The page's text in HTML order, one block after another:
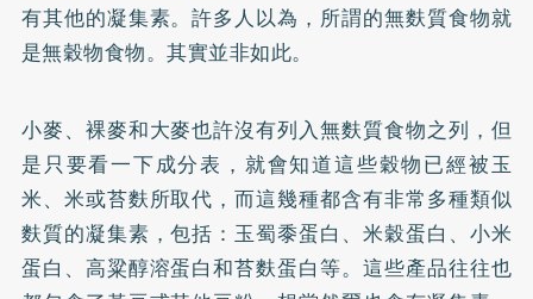
有其他的凝集素。許多人以為，所謂的無麩質食物就
是無穀物食物。其實並非如此。
小麥、裸麥和大麥也許沒有列入無麩質食物之列，但
是只要看一下成分表，就會知道這些穀物已經被玉
米、米或苔麩所取代，而這幾種都含有非常多種類似
麩質的凝集素，包括：玉蜀黍蛋白、米穀蛋白、小米
蛋白、高粱醇溶蛋白和苔麩蛋白等。這些產品往往也